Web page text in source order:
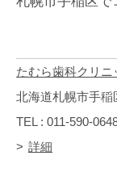
たむら歯科クリニ
北海道札幌市手稲
TEL : 011-590-
詳細